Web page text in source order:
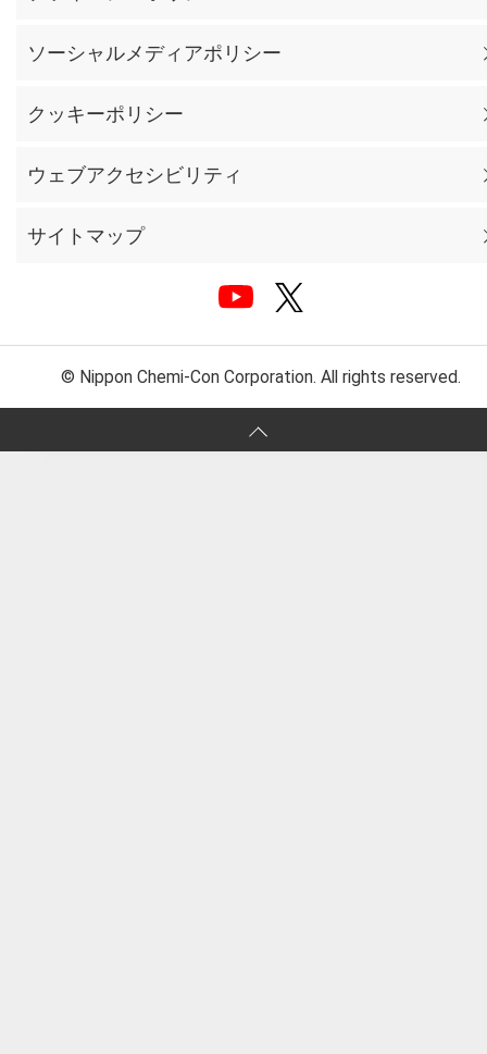
ソーシャルメディアポリシー
クッキーポリシー
ウェブアクセシビリティ
サイトマップ
© Nippon Chemi-Con Corporation. All rights reserved.